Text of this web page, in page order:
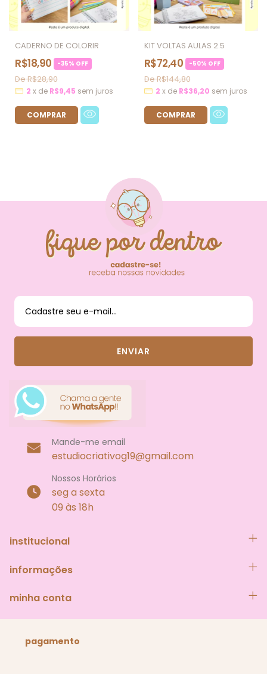
CADERNO DE COLORIR
R$18,90 -35% OFF
R$28,90
2 x de R$9,45 sem juros
KIT VOLTAS AULAS 2.5
R$72,40 -50% OFF
R$144,80
2 x de R$36,20 sem juros
FIQUE POR DENTRO
DAS NOVIDADES
Mande-me email
estudiocriativog19@gmail.com
Nossos Horários
seg a sexta
09 às 18h
institucional
informações
minha conta
pagamento